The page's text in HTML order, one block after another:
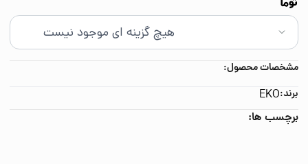
مشخصات محصول:
برند:EKO
برچسب ها: